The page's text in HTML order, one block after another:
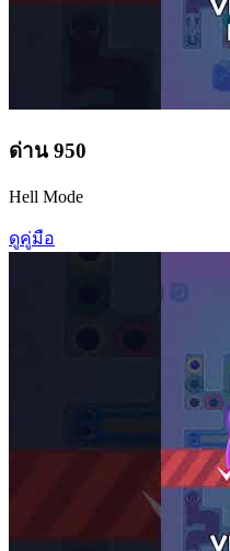
ด่าน 950
Hell Mode
ดูคู่มือ